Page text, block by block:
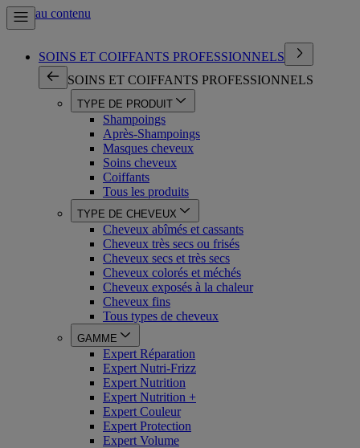
Aller au contenu
SOINS ET COIFFANTS PROFESSIONNELS
SOINS ET COIFFANTS PROFESSIONNELS
TYPE DE PRODUIT
Shampoings
Après-Shampoings
Masques cheveux
Soins cheveux
Coiffants
Tous les produits
TYPE DE CHEVEUX
Cheveux abîmés et cassants
Cheveux très secs ou frisés
Cheveux secs et très secs
Cheveux colorés et méchés
Cheveux exposés à la chaleur
Cheveux fins
Tous types de cheveux
GAMME
Expert Réparation
Expert Nutri-Frizz
Expert Nutrition
Expert Nutrition +
Expert Couleur
Expert Protection
Expert Volume